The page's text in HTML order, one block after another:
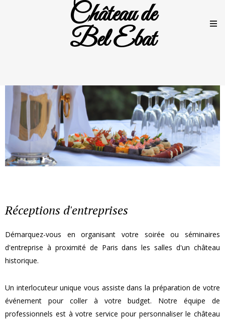
Château de
Bel Ebat
Réceptions d'entreprises
Démarquez-vous en organisant votre soirée ou séminaires
d'entreprise à proximité de Paris dans les salles d'un château
historique.
Un interlocuteur unique vous assiste dans la préparation de votre
événement pour coller à votre budget. Notre équipe de
professionnels est à votre service pour personnaliser le château